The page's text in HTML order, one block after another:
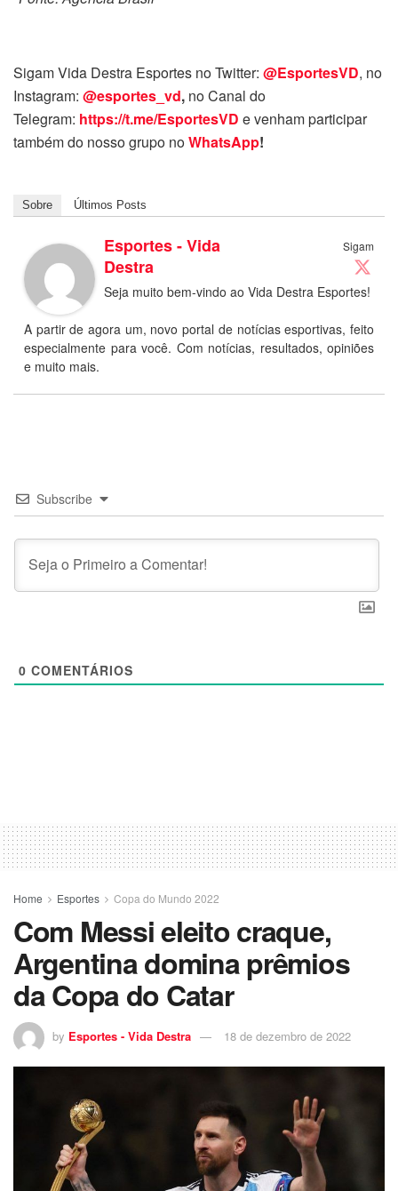
Sigam Vida Destra Esportes no Twitter: @EsportesVD, no
Instagram: @esportes_vd, no Canal do
Telegram: https://t.me/EsportesVD e venham participar
também do nosso grupo noWhatsApp!
Sobre Últimos Posts
Sigam
Esportes - Vida
Destra
Seja muito bem-vindo ao Vida Destra Esportes!
A partir de agora um, novo portal de notícias esportivas, feito
especialmente para você. Com notícias, resultados, opiniões
e muito mais.
Subscribe
0 COMENTÁRIOS
Home Esportes Copa do Mundo 2022
Com Messi eleito craque,
Argentina domina prêmios
da Copa do Catar
by Esportes - Vida Destra 18 de dezembro de 2022